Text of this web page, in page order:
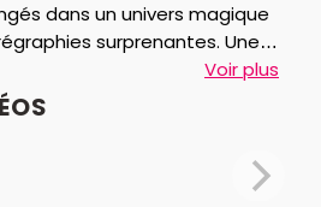
dans un univers magique
surprenantes. Une
soupçon de provocation, voilà
SEXY – CRAZY – ARTISTIC
show mettra tous vos sens en
Voir plus